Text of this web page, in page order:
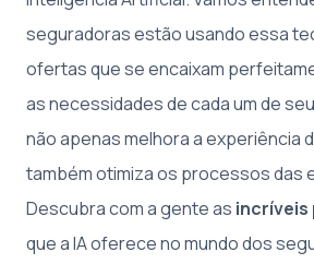
seguradoras estão usando essa
ofertas que se encaixam
as necessidades de cada um de
não apenas melhora a experiência
também otimiza os processos das
Descubra com a gente as incríveis
que a IA oferece no mundo dos